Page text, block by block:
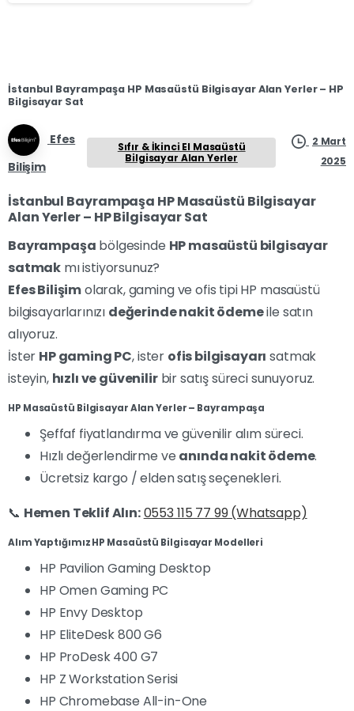
İstanbul Bayrampaşa HP Masaüstü Bilgisayar Alan Yerler – HP
Bilgisayar Sat
Efes
Bilişim
Sıfır & İkinci El Masaüstü
Bilgisayar Alan Yerler
2 Mart
2025
İstanbul Bayrampaşa HP Masaüstü Bilgisayar
Alan Yerler – HP Bilgisayar Sat
Bayrampaşa bölgesinde HP masaüstü bilgisayar
satmak mı istiyorsunuz?
Efes Bilişimolarak, gaming ve ofis tipi HP masaüstü
bilgisayarlarınızı değerinde nakit ödemeile satın
alıyoruz.
İster HP gaming PC, ister ofis bilgisayarı satmak
isteyin, hızlı ve güvenilirbir satış süreci sunuyoruz.
HP Masaüstü Bilgisayar Alan Yerler – Bayrampaşa
Şeffaf fiyatlandırma ve güvenilir alım süreci.
Hızlı değerlendirme ve anında nakit ödeme.
Ücretsiz kargo / elden satış seçenekleri.
📞 Hemen Teklif Alın:0553 115 77 99 (Whatsapp)
Alım Yaptığımız HP Masaüstü Bilgisayar Modelleri
HP Pavilion Gaming Desktop
HP Omen Gaming PC
HP Envy Desktop
HP EliteDesk 800 G6
HP ProDesk 400 G7
HP Z Workstation Serisi
HP Chromebase All-in-One